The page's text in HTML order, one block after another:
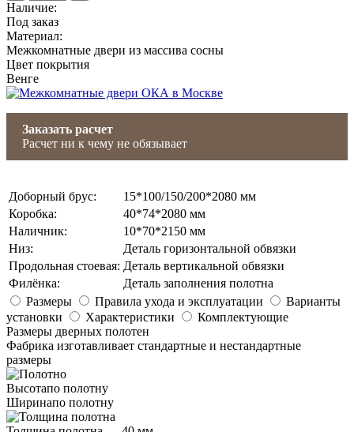
Наличие:
Под заказ
Материал:
Межкомнатные двери из массива сосны
Цвет покрытия
Венге
Заказать расчет
Расчет ни к чему не обязывает
Доборный брус:
15*100/150/200*2080 мм
Коробка:
40*74*2080 мм
Наличник:
10*70*2150 мм
Низ:
Деталь горизонтальной обвязки
Продольная стоевая: Деталь вертикальной обвязки
Филёнка:
Деталь заполнения полотна
Размеры
Правила ухода и эксплуатации
Варианты
установки
Характеристики
Комплектующие
Размеры дверных полотен
Фабрика изготавливает стандартные и нестандартные
размеры
Высотапо полотну
Ширинапо полотну